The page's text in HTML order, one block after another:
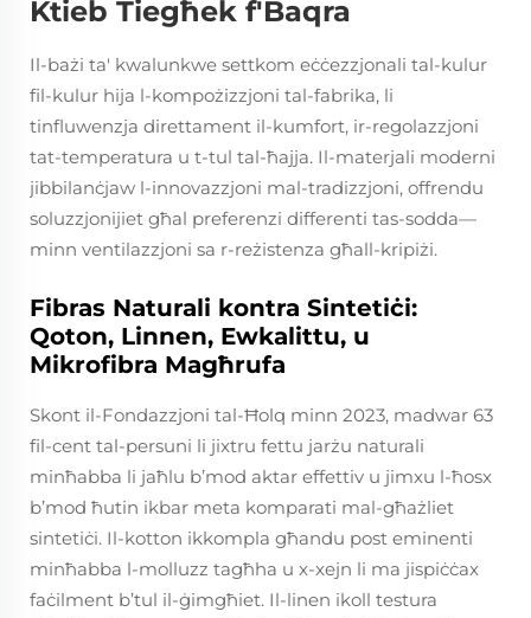
Ktieb Tiegħek f'Baqra
Il-bażi ta' kwalunkwe settkom eċċezzjonali tal-kulur
fil-kulur hija l-kompożizzjoni tal-fabrika, li
tinfluwenzja direttament il-kumfort, ir-regolazzjoni
tat-temperatura u t-tul tal-ħajja. Il-materjali moderni
jibbilanċjaw l-innovazzjoni mal-tradizzjoni, offrendu
soluzzjonijiet għal preferenzi differenti tas-sodda—
minn ventilazzjoni sa r-reżistenza għall-kripiżi.
Fibras Naturali kontra Sintetiċi:
Qoton, Linnen, Ewkalittu, u
Mikrofibra Magħrufa
Skont il-Fondazzjoni tal-Ħolq minn 2023, madwar 63
fil-cent tal-persuni li jixtru fettu jarżu naturali
minħabba li jaħlu b’mod aktar effettiv u jimxu l-ħosx
b’mod ħutin ikbar meta komparati mal-għażliet
sintetiċi. Il-kotton ikkompla għandu post eminenti
minħabba l-molluzz tagħha u x-xejn li ma jispiċċax
faċilment b’tul il-ġimgħiet. Il-linen ikoll testura